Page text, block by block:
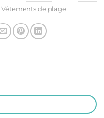
Vêtements de plage